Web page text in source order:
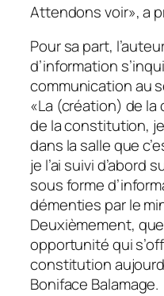
Attendons voir», a
Pour sa part,
d’information
communication au
«La (création) de la
de la constitution,
dans la salle que
je l’ai suivi d’abord
sous forme
démenties par le
Deuxièmement,
opportunité qui
constitution
Boniface Balamage.